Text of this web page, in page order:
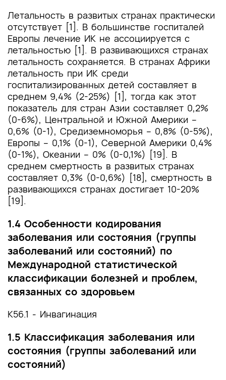
Летальность в развитых странах практически
отсутствует [1]. В большинстве госпиталей
Европы лечение ИК не ассоциируется с
летальностью [1]. В развивающихся странах
летальность сохраняется. В странах Африки
летальность при ИК среди
госпитализированных детей составляет в
среднем 9,4% (2-25%) [1], тогда как этот
показатель для стран Азии составляет 0,2%
(0-6%), Центральной и Южной Америки –
0,6% (0-1), Средиземноморья – 0,8% (0-5%),
Европы – 0,1% (0-1), Северной Америки 0,4%
(0-1%), Океании – 0% (0-0,1%) [19]. В
среднем смертность в развитых странах
составляет 0,3% (0-0,6%) [18], смертность в
развивающихся странах достигает 10-20%
[19].
1.4 Особенности кодирования
заболевания или состояния (группы
заболеваний или состояний) по
Международной статистической
классификации болезней и проблем,
связанных со здоровьем
K56.1 - Инвагинация
1.5 Классификация заболевания или
состояния (группы заболеваний или
состояний)